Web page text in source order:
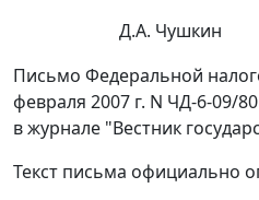
Д.А. Чушкин
Письмо Федеральной
февраля 2007 г. N ЧД-6-09/
в журнале "Вестник
Текст письма официально